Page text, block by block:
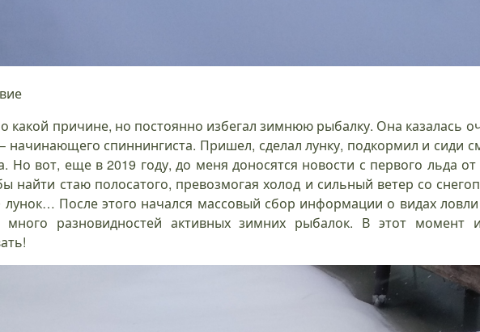
какой причине, но постоянно избегал зимнюю рыбалку. Она казалась
начинающего спиннингиста. Пришел, сделал лунку, подкормил и сиди
Но вот, еще в 2019 году, до меня доносятся новости с первого льда
найти стаю полосатого, превозмогая холод и сильный ветер со
лунок… После этого начался массовый сбор информации о видах
много разновидностей активных зимних рыбалок. В этот